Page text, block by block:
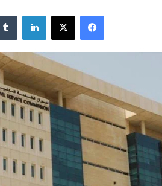
فيسبوك ‫X لينكدإن